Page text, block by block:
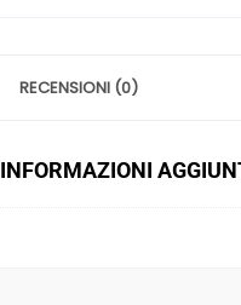
RECENSIONI (0)
INFORMAZIONI